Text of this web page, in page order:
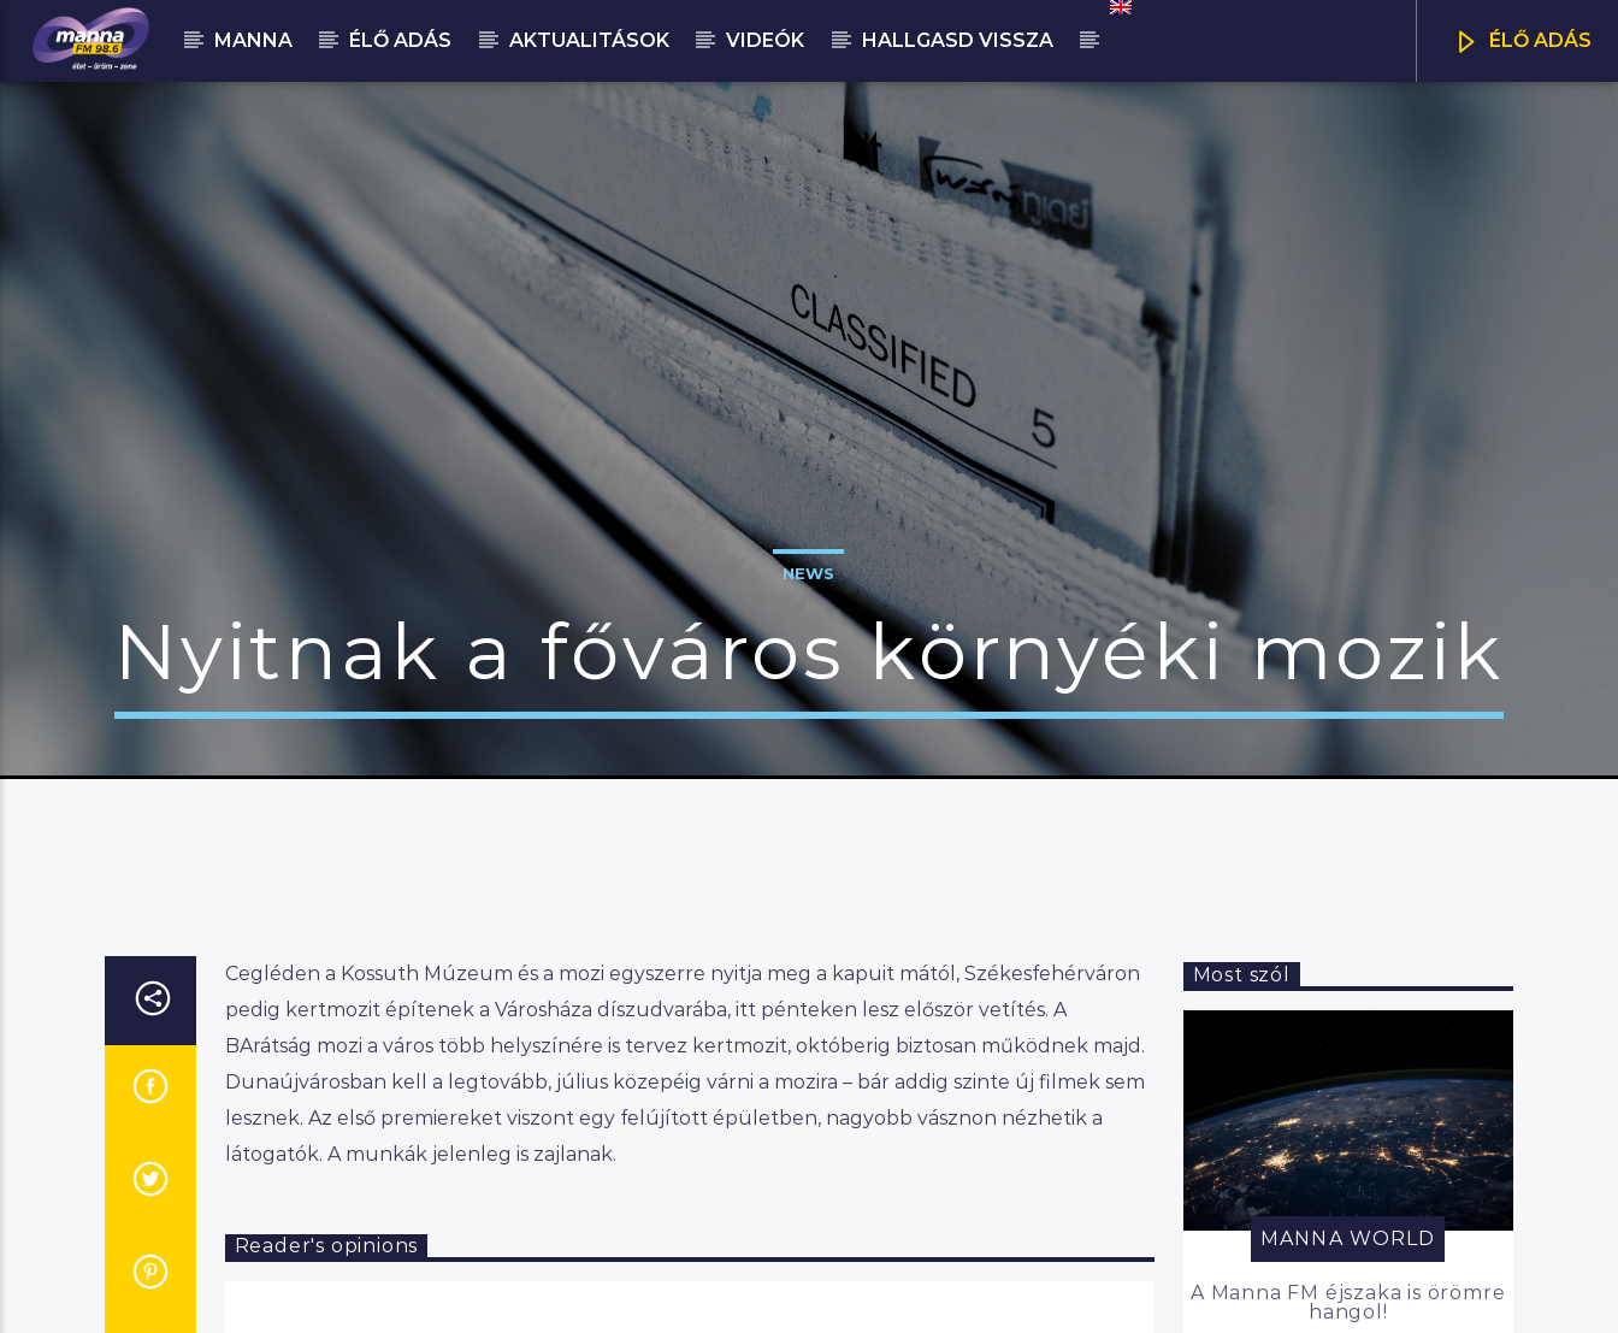
MANNA ÉLŐ ADÁS AKTUALITÁSOK VIDEÓK HALLGASD VISSZA ÉLŐ ADÁS
00:00
NEWS
Nyitnak a főváros környéki mozik
Cegléden a Kossuth Múzeum és a mozi egyszerre nyitja meg a kapuit mától, Székesfehérváron
pedig kertmozit építenek a Városháza díszudvarába, itt pénteken lesz először vetítés. A
BArátság mozi a város több helyszínére is tervez kertmozit, októberig biztosan működnek majd.
Dunaújvárosban kell a legtovább, július közepéig várni a mozira – bár addig szinte új filmek sem
lesznek. Az első premiereket viszont egy felújított épületben, nagyobb vásznon nézhetik a
látogatók. A munkák jelenleg is zajlanak.
Reader's opinions
Most szól
MANNA WORLD
A Manna FM éjszaka is örömre
hangol!